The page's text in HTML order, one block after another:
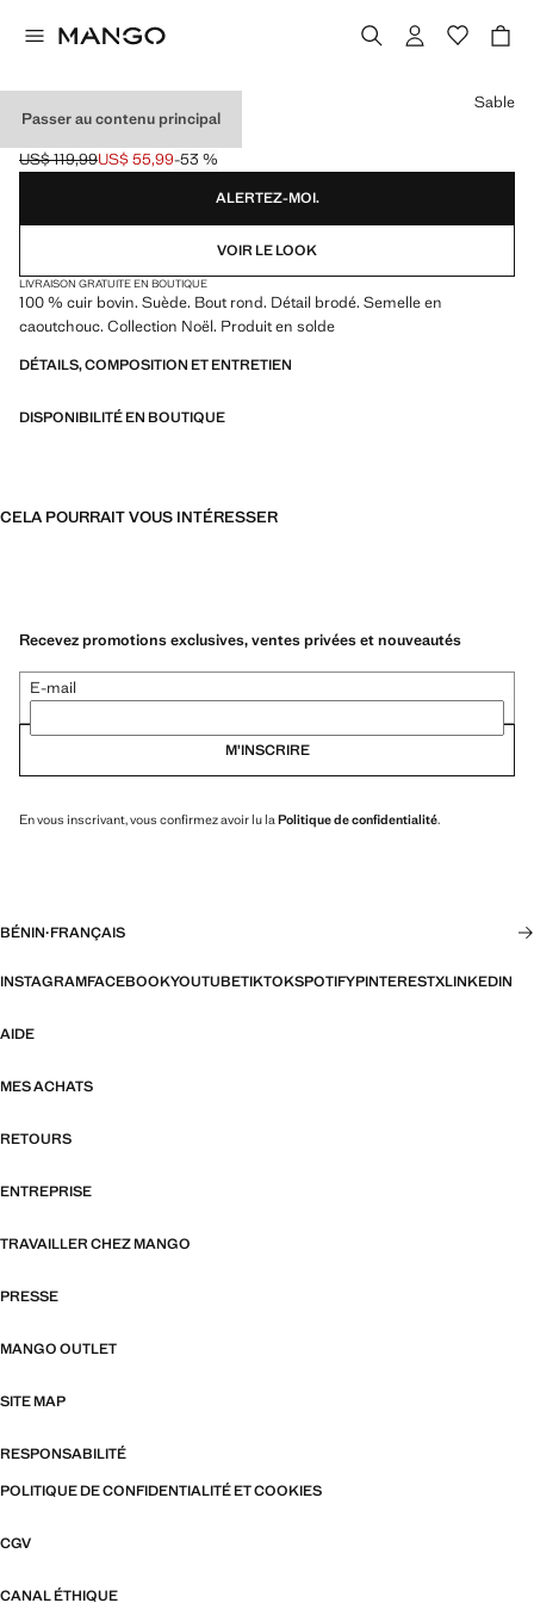
Passer au contenu principal
BOTTES CUIR DAIM
Prix initial barré [US$ 119,99 ]
US$ 119,99
Prix actuel [US$ 55,99 ]
US$ 55,99-53 %
Choisissez une couleur
Sable
ALERTEZ-MOI.
VOIR LE LOOK
LIVRAISON GRATUITE EN BOUTIQUE
100 % cuir bovin. Suède. Bout rond. Détail brodé. Semelle en
caoutchouc. Collection Noël. Produit en solde
DÉTAILS, COMPOSITION ET ENTRETIEN
DISPONIBILITÉ EN BOUTIQUE
CELA POURRAIT VOUS INTÉRESSER
Recevez promotions exclusives, ventes privées et nouveautés
E-mail
M’INSCRIRE
En vous inscrivant, vous confirmez avoir lu la Politique de confidentialité.
BÉNIN·FRANÇAIS
INSTAGRAMFACEBOOKYOUTUBETIKTOKSPOTIFYPINTERESTXLINKEDIN
AIDE
MES ACHATS
RETOURS
ENTREPRISE
TRAVAILLER CHEZ MANGO
PRESSE
MANGO OUTLET
SITE MAP
RESPONSABILITÉ
POLITIQUE DE CONFIDENTIALITÉ ET COOKIES
CGV
CANAL ÉTHIQUE